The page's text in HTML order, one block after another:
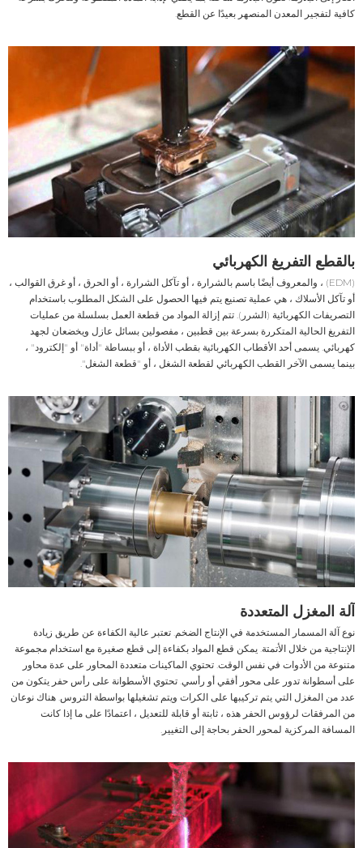
كافية لتفجير المعدن المنصهر بعيدًا عن القطع.
بالقطع التفريغ الكهربائي
(EDM) ، والمعروف أيضًا باسم بالشرارة ، أو تآكل الشرارة ، أو الحرق ، أو غرق القوالب ،
أو تآكل الأسلاك ، هي عملية تصنيع يتم فيها الحصول على الشكل المطلوب باستخدام
التصريفات الكهربائية (الشرر). تتم إزالة المواد من قطعة العمل بسلسلة من عمليات
التفريغ الحالية المتكررة بسرعة بين قطبين ، مفصولين بسائل عازل ويخضعان لجهد
كهربائي. يسمى أحد الأقطاب الكهربائية بقطب الأداة ، أو ببساطة "أداة" أو "إلكترود" ،
بينما يسمى الآخر القطب الكهربائي لقطعة الشغل ، أو "قطعة الشغل".
آلة المغزل المتعددة
نوع آلة المسمار المستخدمة في الإنتاج الضخم. تعتبر عالية الكفاءة عن طريق زيادة
الإنتاجية من خلال الأتمتة. يمكن قطع المواد بكفاءة إلى قطع صغيرة مع استخدام مجموعة
متنوعة من الأدوات في نفس الوقت. تحتوي الماكينات متعددة المحاور على عدة محاور
على أسطوانة تدور على محور أفقي أو رأسي. تحتوي الأسطوانة على رأس حفر يتكون من
عدد من المغزل التي يتم تركيبها على الكرات ويتم تشغيلها بواسطة التروس. هناك نوعان
من المرفقات لرؤوس الحفر هذه ، ثابتة أو قابلة للتعديل ، اعتمادًا على ما إذا كانت
المسافة المركزية لمحور الحفر بحاجة إلى التغيير.